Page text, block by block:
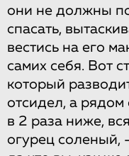
они не должны
спасать,
вестись на его
самих себя. Вот
который
отсидел, а рядом
в 2 раза ниже,
огурец соленый,